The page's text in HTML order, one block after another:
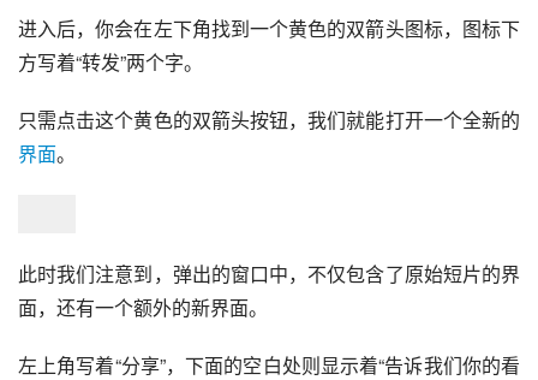
进入后，你会在左下角找到一个黄色的双箭头图标，图标下
方写着“转发”两个字。
只需点击这个黄色的双箭头按钮，我们就能打开一个全新的
界面。
此时我们注意到，弹出的窗口中，不仅包含了原始短片的界
面，还有一个额外的新界面。
左上角写着“分享”，下面的空白处则显示着“告诉我们你的看